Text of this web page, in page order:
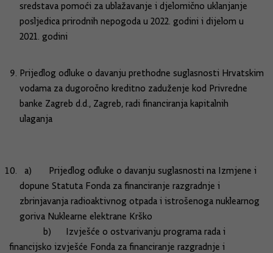
sredstava pomoći za ublažavanje i djelomično uklanjanje
posljedica prirodnih nepogoda u 2022. godini i dijelom u
2021. godini
Prijedlog odluke o davanju prethodne suglasnosti Hrvatskim
vodama za dugoročno kreditno zaduženje kod Privredne
banke Zagreb d.d., Zagreb, radi financiranja kapitalnih
ulaganja
a) Prijedlog odluke o davanju suglasnosti na Izmjene i
dopune Statuta Fonda za financiranje razgradnje i
zbrinjavanja radioaktivnog otpada i istrošenoga nuklearnog
goriva Nuklearne elektrane Krško
b) Izvješće o ostvarivanju programa rada i
financijsko izvješće Fonda za financiranje razgradnje i